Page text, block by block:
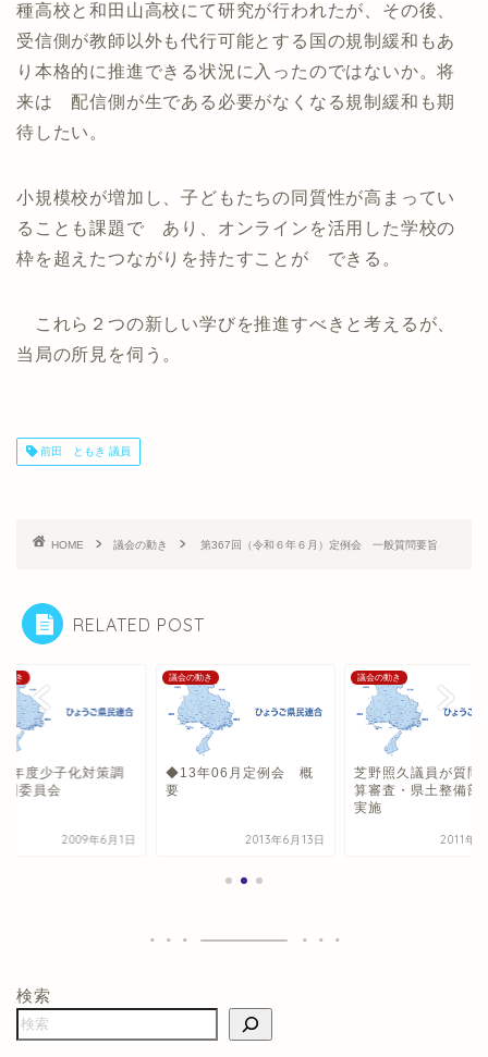
種高校と和田山高校にて研究が行われたが、その後、
受信側が教師以外も代行可能とする国の規制緩和もあ
り本格的に推進できる状況に入ったのではないか。将
来は 配信側が生である必要がなくなる規制緩和も期
待したい。
小規模校が増加し、子どもたちの同質性が高まってい
ることも課題で あり、オンラインを活用した学校の
枠を超えたつながりを持たすことが できる。
これら２つの新しい学びを推進すべきと考えるが、
当局の所見を伺う。
前田 ともき 議員
HOME 議会の動き 第367回（令和６年６月）定例会 一般質問要旨
RELATED POST
動き
年度少子化対策調
別委員会
2009年6月1日
議会の動き
◆13年06月定例会 概
要
2013年6月13日
議会の動き
芝野照久議員が質問
算審査・県土整備部
実施
2011年3
検索